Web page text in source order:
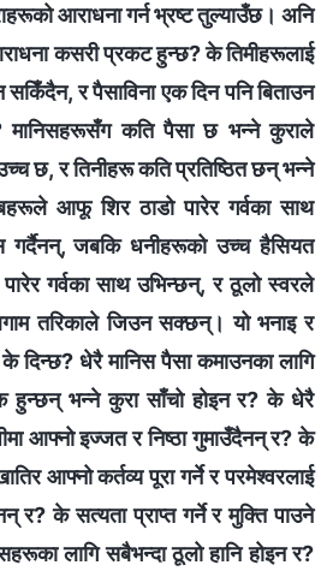
आराधना गर्न भ्रष्ट तुल्याउँछ। अनि
कसरी प्रकट हुन्छ? के तिमीहरूलाई
सकिँदैन, र पैसाविना एक दिन पनि बिताउन
मानिसहरूसँग कति पैसा छ भन्‍ने कुराले
छ, र तिनीहरू कति प्रतिष्ठित छन् भन्‍ने
आफू शिर ठाडो पारेर गर्वका साथ
जबकि धनीहरूको उच्च हैसियत
गर्वका साथ उभिन्छन्, र ठूलो स्वरले
तरिकाले जिउन सक्छन्। यो भनाइ र
दिन्छ? धेरै मानिस पैसा कमाउनका लागि
हुन्छन् भन्ने कुरा साँचो होइन र? के धेरै
आफ्नो इज्जत र निष्ठा गुमाउँदैनन् र? के
आफ्नो कर्तव्य पूरा गर्ने र परमेश्‍वरलाई
र? के सत्यता प्राप्त गर्ने र मुक्ति पाउने
लागि सबैभन्दा ठूलो हानि होइन र?